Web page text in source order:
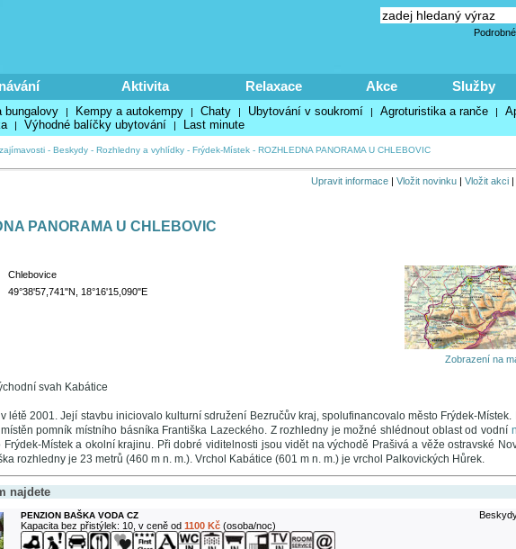
Aktivita Relaxace Akce Služby
bungalovy | Kempy a autokempy | Chaty | Ubytování v soukromí | Agroturistika a ranče |
| Výhodné balíčky ubytování | Last minute
- Beskydy- Rozhledny a vyhlídky- Frýdek-Místek- ROZHLEDNA PANORAMA U CHLEBOVIC
Upravit informace| Vložit novinku| Vložit akci|
PANORAMA U CHLEBOVIC
Chlebovice
49°38'57,741"N, 18°16'15,090"E
Zobrazení na
svah Kabátice
létě 2001. Její stavbu iniciovalo kulturní sdružení Bezručův kraj, spolufinancovalo město Frýdek-Místek.
pomník místního básníka Františka Lazeckého. Z rozhledny je možné shlédnout oblast od vodní
Frýdek-Místek a okolní krajinu. Při dobré viditelnosti jsou vidět na východě Prašivá a věže ostravské
rozhledny je 23 metrů (460 m n. m.). Vrchol Kabátice (601 m n. m.) je vrchol Palkovických Hůrek.
najdete
PENZION BAŠKA VODA CZ
Kapacita bez přistýlek: 10, v ceně od 1100 Kč(osoba/noc)